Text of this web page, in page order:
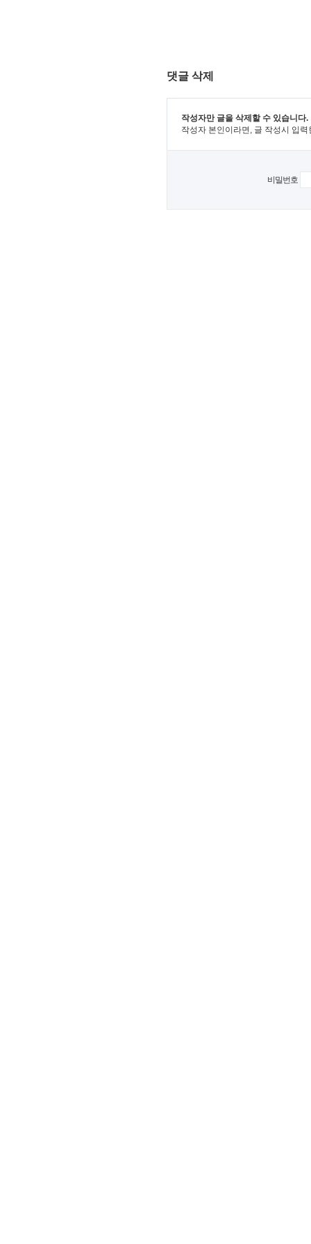
댓글 삭제
작성자만 글을 삭제할 수 있습니다.
작성자 본인이라면, 글 작성시 입
비밀번호